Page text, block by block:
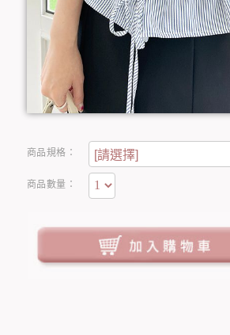
商品規格：
商品數量：